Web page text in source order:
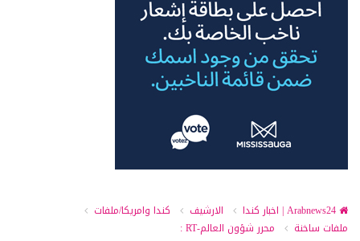
الارشيف
كندا وامريكا/ملفات
ملفات ساخنة
محرر شؤون العالم-RT :